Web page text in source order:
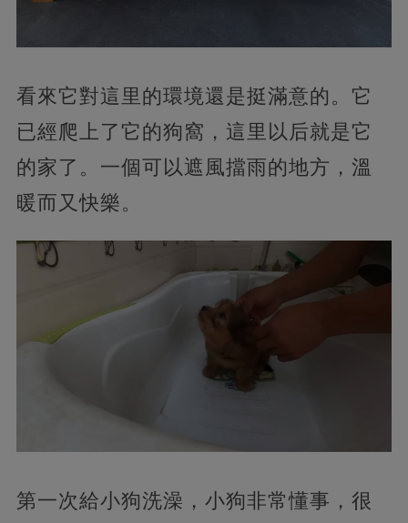
看來它對這里的環境還是挺滿意的。它
已經爬上了它的狗窩，這里以后就是它
的家了。一個可以遮風擋雨的地方，溫
暖而又快樂。
第一次給小狗洗澡，小狗非常懂事，很